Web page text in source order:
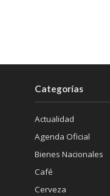
Categorías
Actualidad
Agenda Oficial
Bienes Nacionales
Café
Cerveza